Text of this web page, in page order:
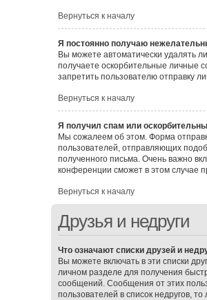
Вернуться к началу
Я постоянно получаю
Вы можете автоматически удалять
получаете оскорбительные личные
запретить пользователю отправку
Вернуться к началу
Я получил спам или
Мы сожалеем об этом. Форма
пользователей, отправляющих
полученного письма. Очень важно
конференции сможет в этом случае
Вернуться к началу
Друзья и недруги
Что означают списки друзей и
Вы можете включать в эти списки
личном разделе для получения
сообщений. Сообщения от этих
пользователей в список недругов,